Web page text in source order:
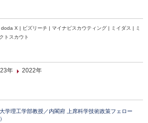
X | ビズリーチ | マイナビスカウティング | ミイダス | ミ
トスカウト
年 2022年
学理工学部教授／内閣府 上席科学技術政策フェロー